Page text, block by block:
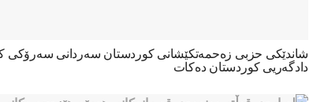
شاندێکی حزبی زەحمەتکێشانی کوردستان سەردانی سەرۆکی
دادگەریی کوردستان دەکات